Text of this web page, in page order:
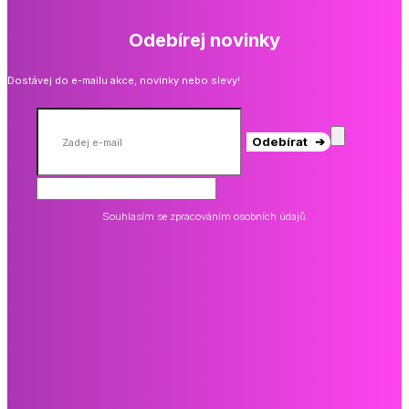
Odebírej novinky
Dostávej do e-mailu akce, novinky nebo slevy!
Odebírat ➔
Souhlasím se zpracováním osobních údajů.